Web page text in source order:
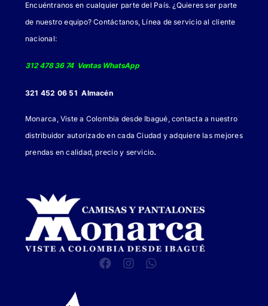
de
producto
Encuéntranos en cualquier parte del País. ¿Quieres ser parte
de nuestro equipo? Contáctanos, Línea de servicio al cliente
nacional:
312 478 36 74 Ventas WhatsApp
321 452 06 51 Almacén
Monarca, Viste a Colombia desde Ibagué, contacta a nuestro
distribuidor autorizado en cada Ciudad y adquiere las mejores
prendas en calidad, precio y servicio.